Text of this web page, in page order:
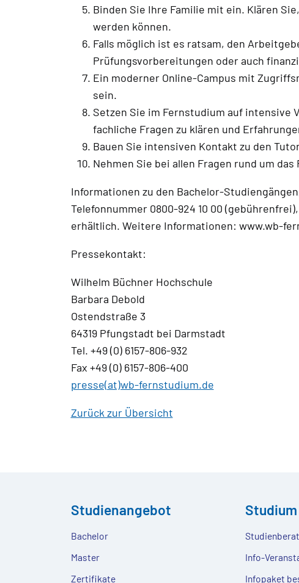
Binden Sie Ihre Familie mit ein. Klären
werden können.
Falls möglich ist es ratsam, den
Prüfungsvorbereitungen oder auch
Ein moderner Online-Campus mit
sein.
Setzen Sie im Fernstudium auf
fachliche Fragen zu klären und
Bauen Sie intensiven Kontakt zu den
Nehmen Sie bei allen Fragen rund um
Informationen zu den Bachelor-
Telefonnummer 0800-924 10 00
erhältlich. Weitere Informationen: www.wb-
Pressekontakt:
Wilhelm Büchner Hochschule
Barbara Debold
Ostendstraße 3
64319 Pfungstadt bei Darmstadt
Tel. +49 (0) 6157-806-932
Fax +49 (0) 6157-806-400
presse(at)wb-fernstudium.de
Zurück zur Übersicht
Studienangebot
Bachelor
Master
Zertifikate
Studium
Info-
Infopaket